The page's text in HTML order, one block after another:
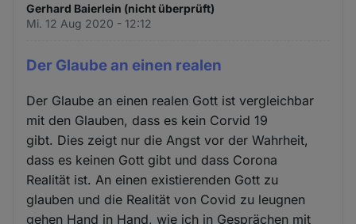
Gerhard Baierlein (nicht überprüft)
Mi. 12 Aug 2020 - 12:12
Der Glaube an einen realen
Der Glaube an einen realen Gott ist vergleichbar
mit den Glauben, dass es kein Corvid 19
gibt. Dies zeigt nur die Angst vor der Wahrheit,
dass es keinen Gott gibt und dass Corona
Realität ist. An einen existierenden Gott zu
glauben und die Realität von Covid zu leugnen
gehen Hand in Hand, wie ich in Gesprächen mit